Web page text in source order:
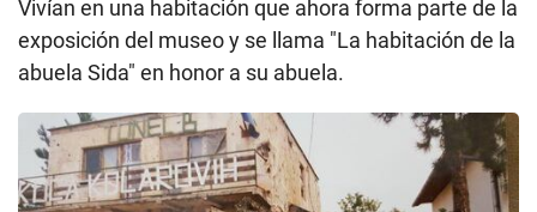
Vivían en una habitación que ahora forma parte de la
exposición del museo y se llama "La habitación de la
abuela Sida" en honor a su abuela.